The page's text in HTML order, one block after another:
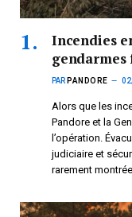
Incendies
gendarmes
PAR PANDORE
Alors que les
Pandore et la
l’opération.
judiciaire et
rarement